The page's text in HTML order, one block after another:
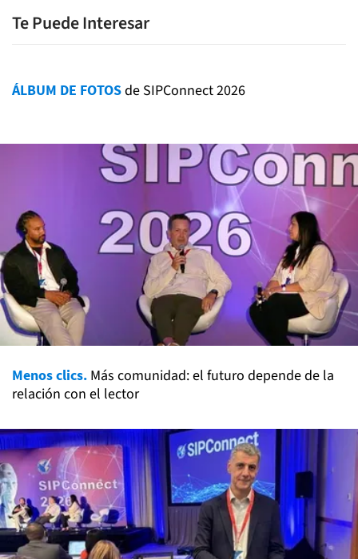
Te Puede Interesar
ÁLBUM DE FOTOSde SIPConnect 2026
Menos clics. Más comunidad: el futuro depende de la
relación con el lector